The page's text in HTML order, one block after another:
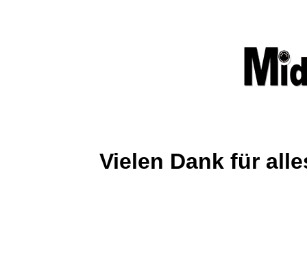
Vielen Dank für